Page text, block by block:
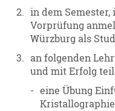
2. in dem
Vorprüfung
Würzburg als
3. an folgenden
und mit Erfolg
- eine Übung